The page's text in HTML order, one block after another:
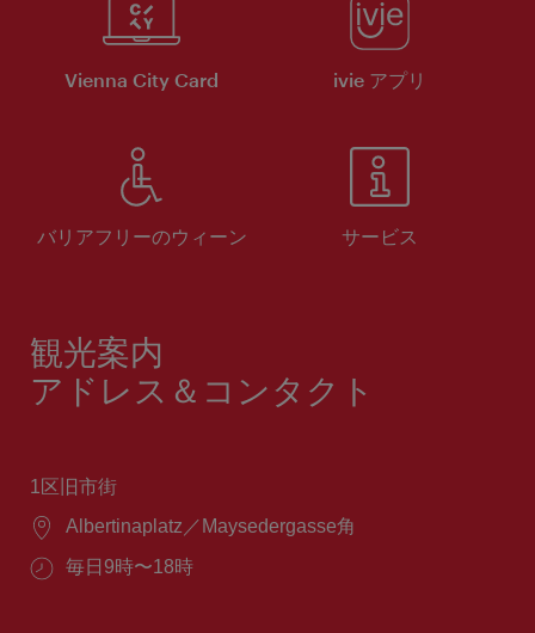
Vienna City Card ivie アプリ
バリアフリーのウィーン サービス
観光案内
アドレス＆コンタクト
1区旧市街
場
Albertinaplatz／Maysedergasse角
営
毎日9時〜18時